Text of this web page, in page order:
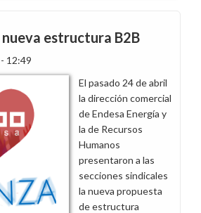
estructura B2B
12:49
El pasado 24 de abril
la dirección comercial
de Endesa Energía y
la de Recursos
Humanos
presentaron a las
secciones sindicales
la nueva propuesta
de estructura